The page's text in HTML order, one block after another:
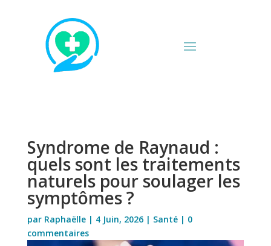
Syndrome de Raynaud :
quels sont les traitements
naturels pour soulager les
symptômes ?
par Raphaëlle| 4 Juin, 2026| Santé| 0
commentaires